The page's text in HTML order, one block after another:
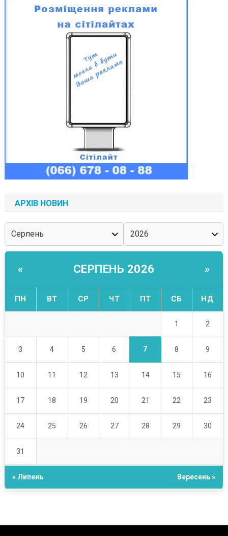
АРХІВ НОВИН
« СЕРПЕНЬ 2026 »
ПН ВТ СР ЧТ ПТ СБ НД
1 2
3 4 5 6 7 8 9
10 11 12 13 14 15 16
17 18 19 20 21 22 23
24 25 26 27 28 29 30
31
« Липень Вересень »